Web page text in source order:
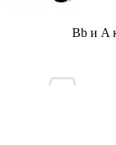
Bb и A